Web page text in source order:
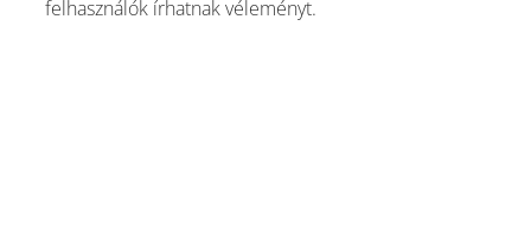
felhasználók írhatnak véleményt.